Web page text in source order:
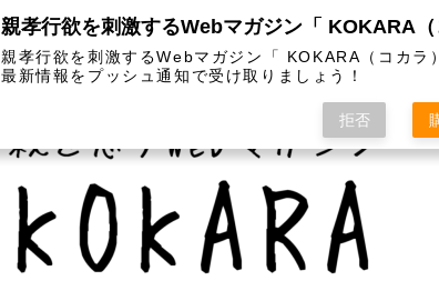
カテゴリー インスタグラム お問い合わせ
親孝行欲を刺激するWebマガジン「 KOKARA（コカラ
最新情報をプッシュ通知で受け取りましょう！
拒否